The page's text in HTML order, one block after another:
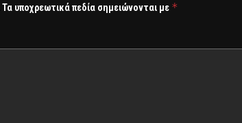
Τα υποχρεωτικά πεδία σημειώνονται με *